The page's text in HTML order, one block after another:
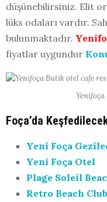
düşünebilirsiniz. Elit
lüks odaları vardır.
bulunmaktadır.
fiyatlar uygundur
Foça’da
Yeni Foça
Yeni Foça Otel
Plage Soleil
Retro Beach